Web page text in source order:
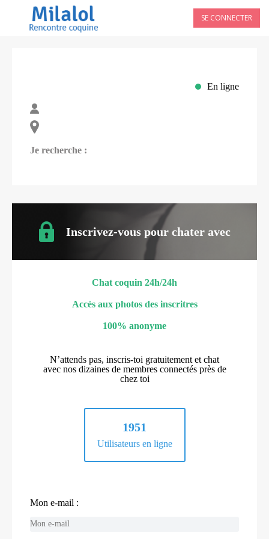
SE CONNECTER
En ligne
Je recherche :
Inscrivez-vous pour chater avec
Chat coquin 24h/24h
Accès aux photos des inscritres
100% anonyme
N’attends pas, inscris-toi gratuitement et chat
avec nos dizaines de membres connectés près de
chez toi
1951
Utilisateurs en ligne
Mon e-mail :